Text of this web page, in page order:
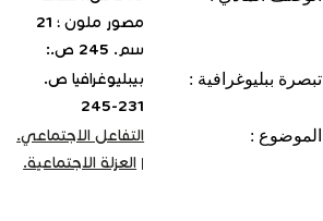
مصور ملون ؛ 21
سم. 245 ص.:
تبصرة ببليوغرافية :
بيبليوغرافيا ص.
231-245
الموضوع :
التفاعل الاجتماعي.
| العزلة الاجتماعية.